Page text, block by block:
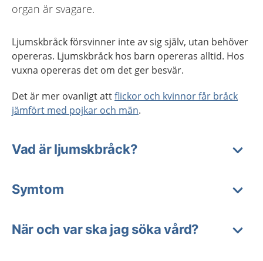
organ är svagare.
Ljumskbråck försvinner inte av sig själv, utan behöver
opereras. Ljumskbråck hos barn opereras alltid. Hos
vuxna opereras det om det ger besvär.
Det är mer ovanligt attflickor och kvinnor får bråck
jämfört med pojkar och män.
Vad är ljumskbråck?
Symtom
När och var ska jag söka vård?